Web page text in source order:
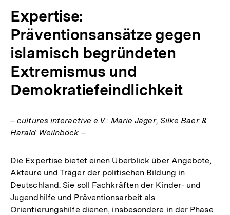
Expertise:
Präventionsansätze gegen
islamisch begründeten
Extremismus und
Demokratiefeindlichkeit
– cultures interactive e.V.: Marie Jäger, Silke Baer &
Harald Weilnböck –
Die Expertise bietet einen Überblick über Angebote,
Akteure und Träger der politischen Bildung in
Deutschland. Sie soll Fachkräften der Kinder- und
Jugendhilfe und Präventionsarbeit als
Orientierungshilfe dienen, insbesondere in der Phase